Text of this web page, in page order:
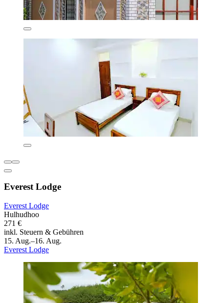
Everest Lodge
Everest Lodge
Hulhudhoo
271 €
inkl. Steuern & Gebühren
15. Aug.–16. Aug.
Everest Lodge